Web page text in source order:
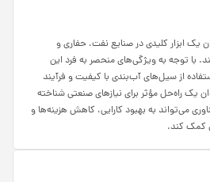
یک ابزار کلیدی در صنایع نفت، حفاری و
با توجه به ویژگی‌های منحصر به فرد این
از سیل‌های آب‌بندی با کیفیت و فرآیند
یک راه‌حل مؤثر برای نیازهای صنعتی شناخته
می‌تواند به بهبود کارایی، کاهش هزینه‌ها و
کمک کند.